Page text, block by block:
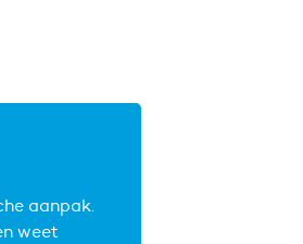
aanpak.
weet